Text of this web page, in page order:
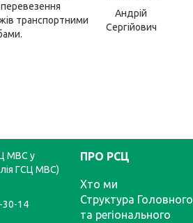
транспортними
Андрій
Сергійович
МВС у
ГСЦ МВС)
30-14
ПРО РСЦ
Хто ми
Структура Головного
та регіонального